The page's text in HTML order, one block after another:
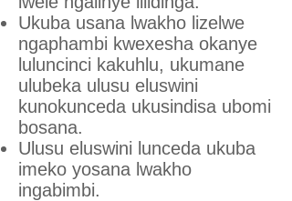
Ukuba usana lwakho lizelwe
ngaphambi kwexesha okanye
luluncinci kakuhlu, ukumane
ulubeka ulusu eluswini
kunokunceda ukusindisa ubomi
bosana.
Ulusu eluswini lunceda ukuba
imeko yosana lwakho
ingabimbi.